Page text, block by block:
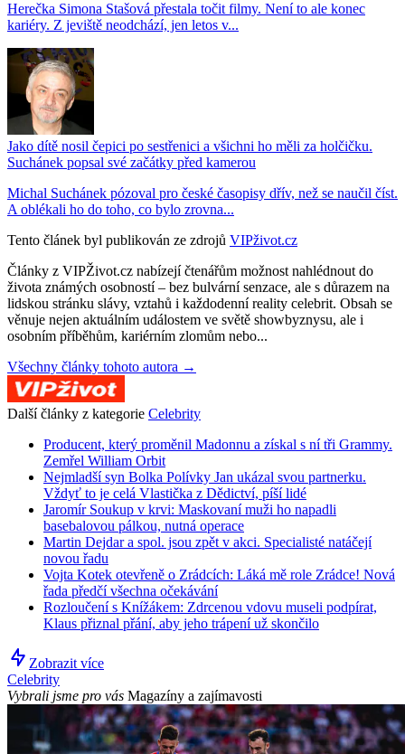
Herečka Simona Stašová přestala točit filmy. Není to ale konec
kariéry. Z jeviště neodchází, jen letos v...
Jako dítě nosil čepici po sestřenici a všichni ho měli za holčičku.
Suchánek popsal své začátky před kamerou
Michal Suchánek pózoval pro české časopisy dřív, než se naučil číst.
A oblékali ho do toho, co bylo zrovna...
Tento článek byl publikován ze zdrojů VIPživot.cz
Články z VIPŽivot.cz nabízejí čtenářům možnost nahlédnout do
života známých osobností – bez bulvární senzace, ale s důrazem na
lidskou stránku slávy, vztahů i každodenní reality celebrit. Obsah se
věnuje nejen aktuálním událostem ve světě showbyznysu, ale i
osobním příběhům, kariérním zlomům nebo...
Všechny články tohoto autora →
Další články z kategorie Celebrity
Producent, který proměnil Madonnu a získal s ní tři Grammy.
Zemřel William Orbit
Nejmladší syn Bolka Polívky Jan ukázal svou partnerku.
Vždyť to je celá Vlastička z Dědictví, píší lidé
Jaromír Soukup v krvi: Maskovaní muži ho napadli
basebalovou pálkou, nutná operace
Martin Dejdar a spol. jsou zpět v akci. Specialisté natáčejí
novou řadu
Vojta Kotek otevřeně o Zrádcích: Láká mě role Zrádce! Nová
řada předčí všechna očekávání
Rozloučení s Knížákem: Zdrcenou vdovu museli podpírat,
Klaus přiznal přání, aby jeho trápení už skončilo
Zobrazit více
Celebrity
Vybrali jsme pro vás Magazíny a zajímavosti